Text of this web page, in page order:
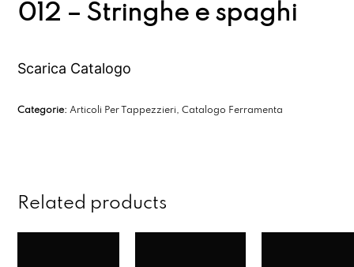
012 – Stringhe e spaghi
Scarica Catalogo
Categorie: Articoli Per Tappezzieri,Catalogo Ferramenta
Related products